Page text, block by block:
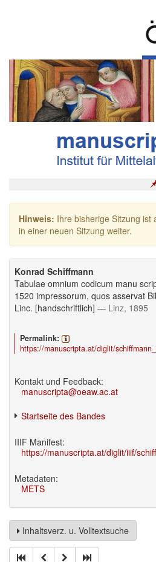
Hinweis: Ihre bisherige Sitzung ist
in einer neuen Sitzung weiter.
Konrad Schiffmann
Tabulae omnium codicum manu
1520 impressorum, quos asservat
Linc. [handschriftlich] — Linz, 1895
Permalink:
https://manuscripta.at/diglit/
Kontakt und Feedback:
manuscripta@oeaw.ac.at
Startseite des Bandes
IIIF Manifest:
https://manuscripta.at/diglit/iiif/
Metadaten:
METS
Inhaltsverz. u. Volltextsuche